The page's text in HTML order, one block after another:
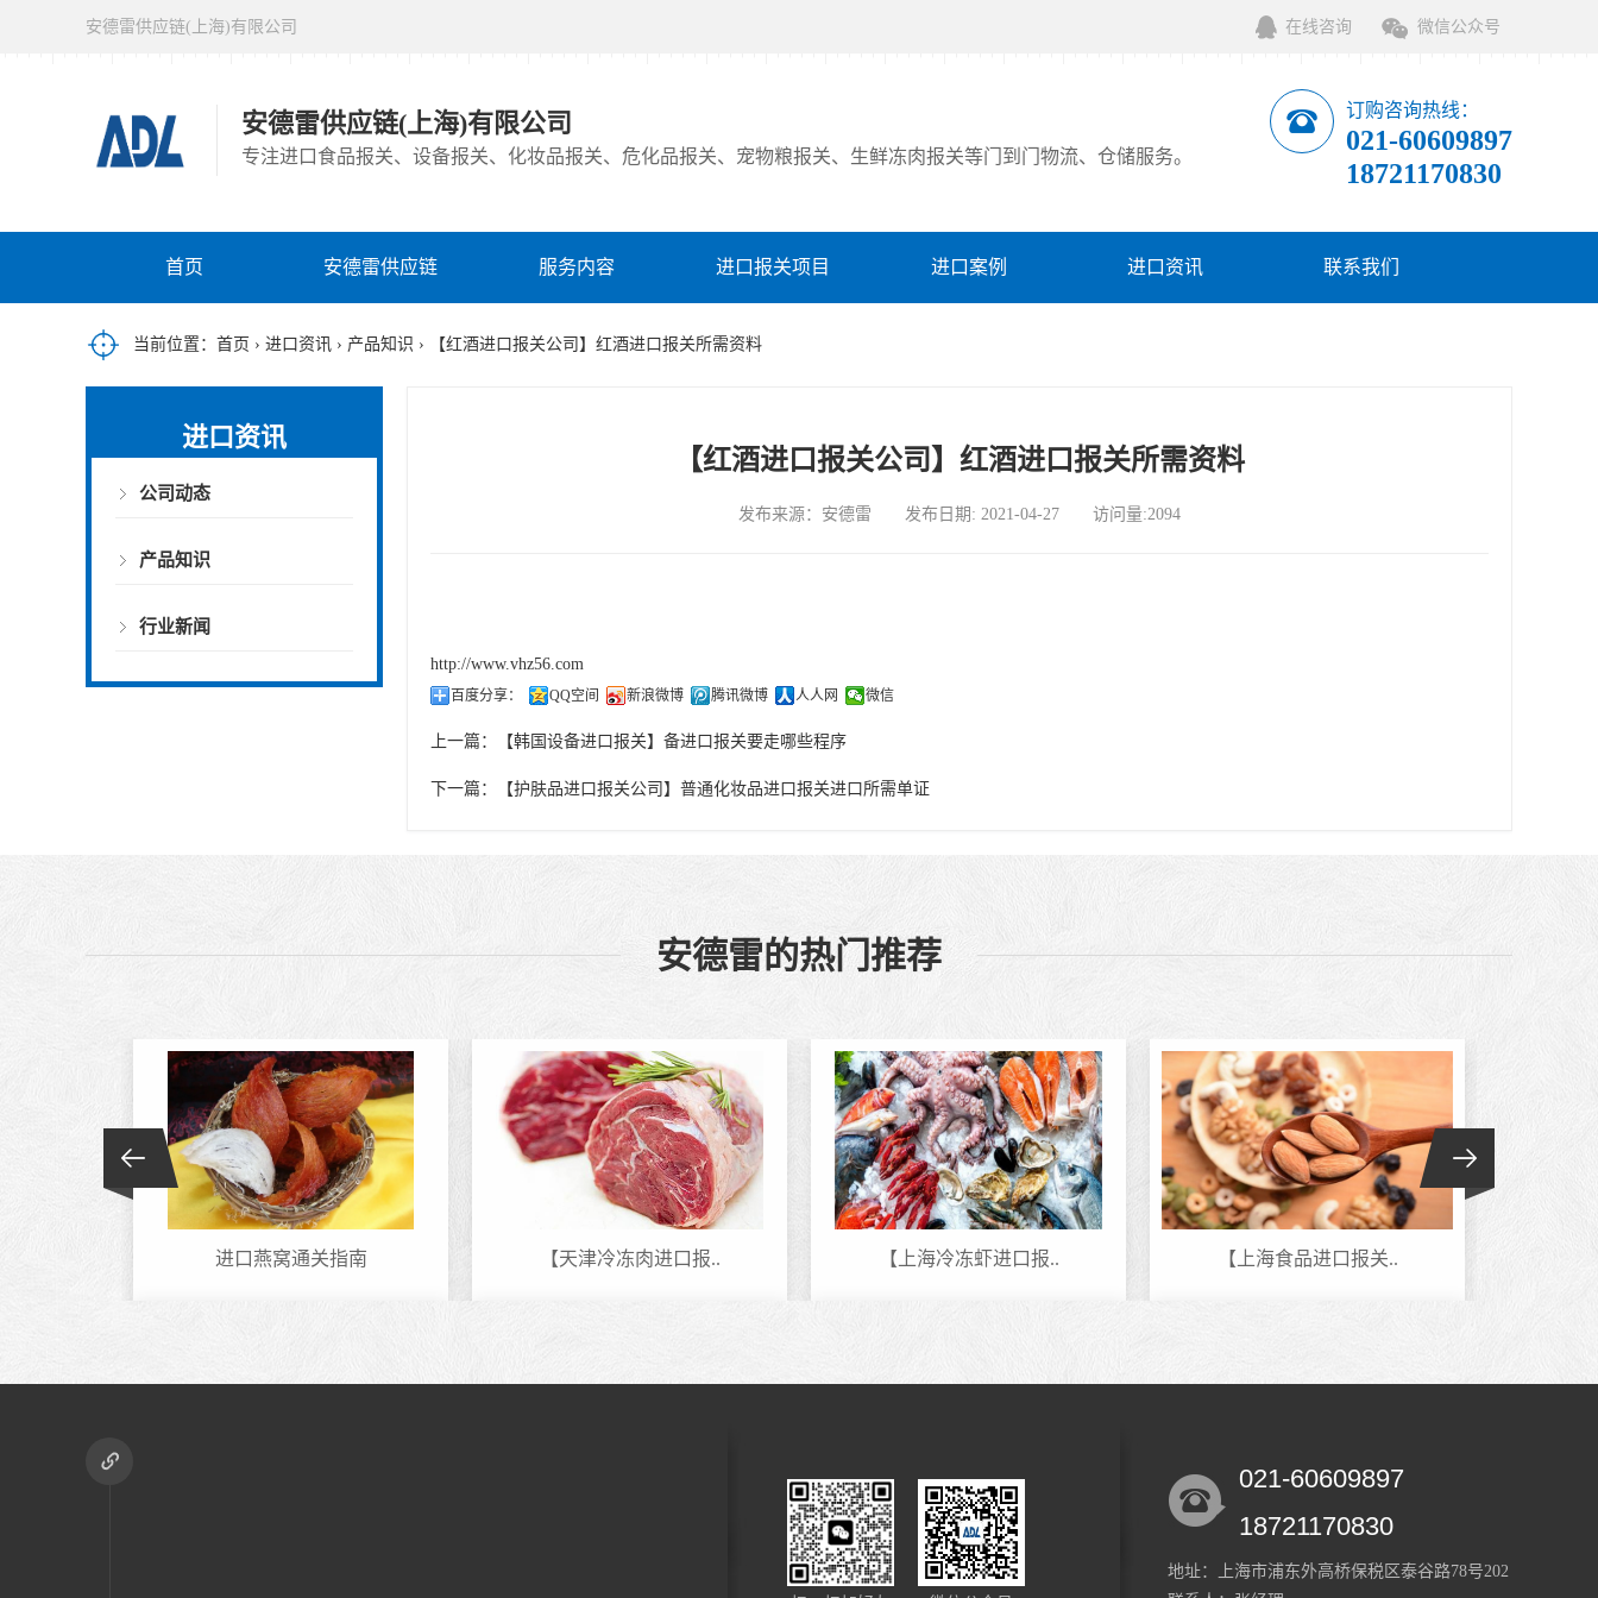
安德雷供应链(上海)有限公司 在线咨询 微信公众号
安德雷供应链(上海)有限公司
专注进口食品报关、设备报关、化妆品报关、危化品报关、宠物粮报关、生鲜冻肉报关等门到门物流、仓储服务。
订购咨询热线：
021-60609897
18721170830
首页 安德雷供应链 服务内容 进口报关项目 进口案例 进口资讯 联系我们
当前位置： 首页 › 进口资讯 › 产品知识 › 【红酒进口报关公司】红酒进口报关所需资料
进口资讯
公司动态
产品知识
行业新闻
【红酒进口报关公司】红酒进口报关所需资料
发布来源：安德雷 发布日期: 2021-04-27 访问量:2094
http://www.vhz56.com
百度分享： QQ空间 新浪微博 腾讯微博 人人网 微信
上一篇： 【韩国设备进口报关】备进口报关要走哪些程序
下一篇： 【护肤品进口报关公司】普通化妆品进口报关进口所需单证
安德雷的热门推荐
进口燕窝通关指南 【天津冷冻肉进口报.. 【上海冷冻虾进口报.. 【上海食品进口报关..
眼线笔进口报关代理.. 中国香港隔离防晒乳..
021-60609897
18721170830
地址：上海市浦东外高桥保税区泰谷路78号202